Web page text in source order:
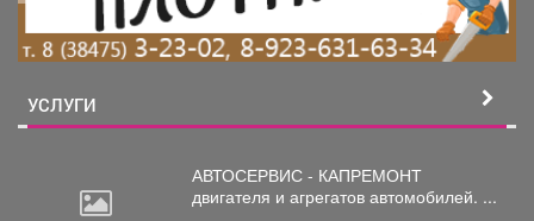
УСЛУГИ
АВТОСЕРВИС - КАПРЕМОНТ
двигателя и агрегатов автомобилей. ...